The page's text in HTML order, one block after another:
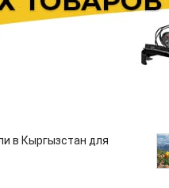
в Кыргызстан для